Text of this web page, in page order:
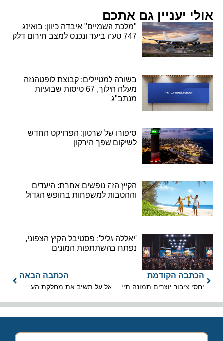
אולי יעניין גם אתכם
"מלכת השמיים" איבדה כיוון: בואינג
747 טעה ביעד ונכנס למצב חירום דלק
בשורה למטיילים: קבוצת לופטהנזה
מעלה הילוך, 67 טיסות שבועיות
מנתב"ג
סיפורו של שרטון: הפרויקט החדש
לשיקום שפך הירקון
הקיץ הזה נופשים אחרת: היעדים
וההטבות למשפחות בחופש הגדול
'יאללה גליל': פסטיבל הקיץ הצפוני,
נפתח בהשתתפות המונים
הכתבה הקודמת
יחסי ציבור יוצרים תמונה תיירותית-תעופתית ורודה מידי
הכתבה הבאה
אל על תשיב את מחלקת העסקים בטיסות לברלין וקייב